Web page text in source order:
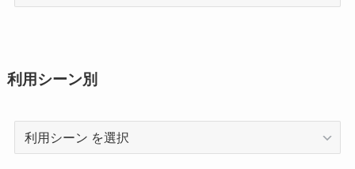
術
利用シーン別
利
用